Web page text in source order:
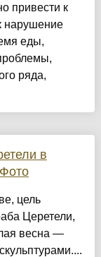
привести к
нарушение
еды,
ряда,
в
цель
Церетели,
весна —